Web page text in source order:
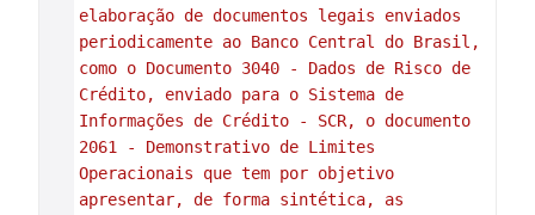
elaboração de documentos legais enviados
periodicamente ao Banco Central do Brasil,
como o Documento 3040 - Dados de Risco de
Crédito, enviado para o Sistema de
Informações de Crédito - SCR, o documento
2061 - Demonstrativo de Limites
Operacionais que tem por objetivo
apresentar, de forma sintética, as